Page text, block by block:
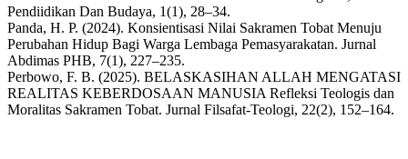
Pendiidikan Dan Budaya, 1(1), 28–34.
Panda, H. P. (2024). Konsientisasi Nilai Sakramen Tobat Menuju
Perubahan Hidup Bagi Warga Lembaga Pemasyarakatan. Jurnal
Abdimas PHB, 7(1), 227–235.
Perbowo, F. B. (2025). BELASKASIHAN ALLAH MENGATASI
REALITAS KEBERDOSAAN MANUSIA Refleksi Teologis dan
Moralitas Sakramen Tobat. Jurnal Filsafat-Teologi, 22(2), 152–164.